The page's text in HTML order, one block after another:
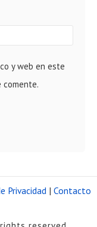
y web en este
comente.
Privacidad | Contacto